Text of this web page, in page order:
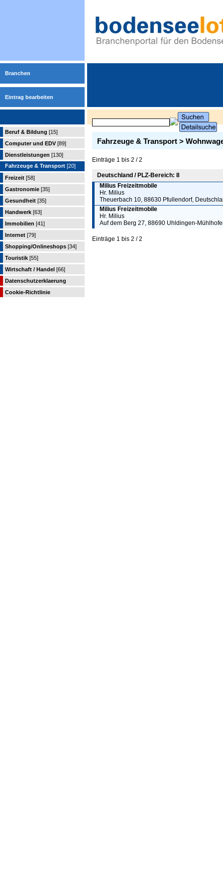
Branchen
Eintrag bearbeiten
Beruf & Bildung [15]
Computer und EDV [89]
Dienstleistungen [130]
Fahrzeuge & Transport [20]
Freizeit [58]
Gastronomie [35]
Gesundheit [35]
Handwerk [63]
Immobilien [41]
Internet [79]
Shopping/Onlineshops [34]
Touristik [55]
Wirtschaft / Handel [66]
Datenschutzerklaerung
Cookie-Richtlinie
Fahrzeuge & Transport >
Einträge 1 bis 2 / 2
Deutschland / PLZ-Bereich: 8
Milius Freizeitmobile
Hr. Milius
Theuerbach 10, 88630 Pfullendorf,
Milius Freizeitmobile
Hr. Milius
Auf dem Berg 27, 88690 Uhldingen-
Einträge 1 bis 2 / 2